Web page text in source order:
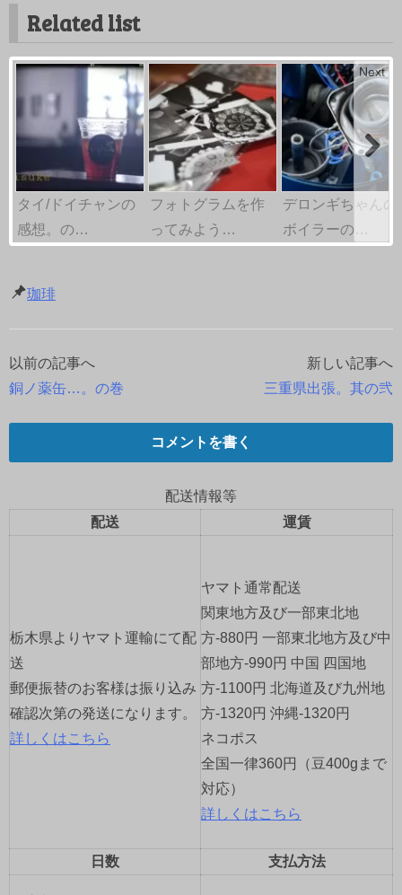
Related list
タイ/ドイチャンの
感想。の…
フォトグラムを作
ってみよう…
デロンギちゃんの
ボイラーの…
Next
珈琲
投
ョ
ン
以前の記事へ
銅ノ薬缶…。の巻
新しい記事へ
三重県出張。其の弐
コメントを書く
配送情報等
配送
運賃
栃木県よりヤマト運輸にて配
送
郵便振替のお客様は振り込み
確認次第の発送になります。
詳しくはこちら
ヤマト通常配送
関東地方及び一部東北地
方-880円 一部東北地方及び中
部地方-990円 中国 四国地
方-1100円 北海道及び九州地
方-1320円 沖縄-1320円
ネコポス
全国一律360円（豆400gまで
対応）
詳しくはこちら
日数 支払方法